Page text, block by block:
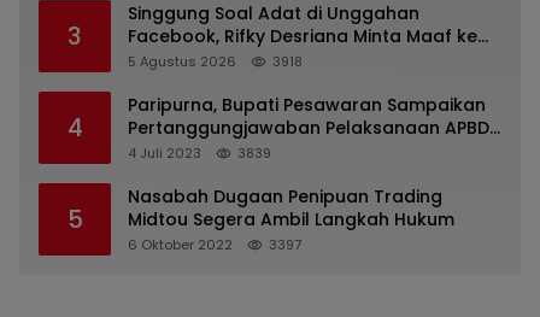
3
Singgung Soal Adat di Unggahan
Facebook, Rifky Desriana Minta Maaf ke
PDA dan Bupati Kubar
5 Agustus 2026 3918
4
Paripurna, Bupati Pesawaran Sampaikan
Pertanggungjawaban Pelaksanaan APBD
2022
4 Juli 2023 3839
5
Nasabah Dugaan Penipuan Trading
Midtou Segera Ambil Langkah Hukum
6 Oktober 2022 3397